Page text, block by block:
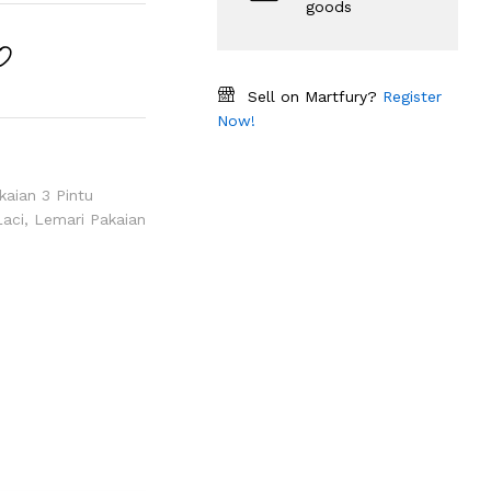
3 Pintu
, Lemari Pakaian
goods
Sell on Martfury? Register
Now!